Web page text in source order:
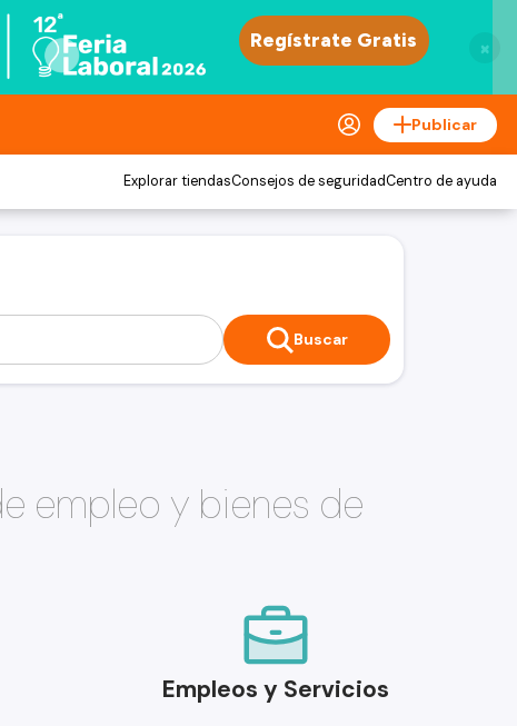
×
Publicar
Explorar tiendasConsejos de seguridadCentro de ayuda
Buscar
empleo y bienes de
Empleos y Servicios